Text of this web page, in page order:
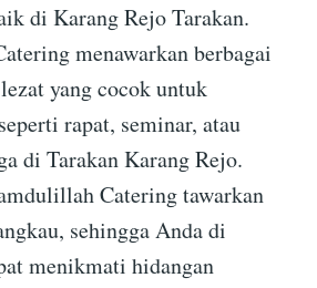
di Karang Rejo Tarakan.
menawarkan berbagai
yang cocok untuk
rapat, seminar, atau
di Tarakan Karang Rejo.
Catering tawarkan
sehingga Anda di
menikmati hidangan